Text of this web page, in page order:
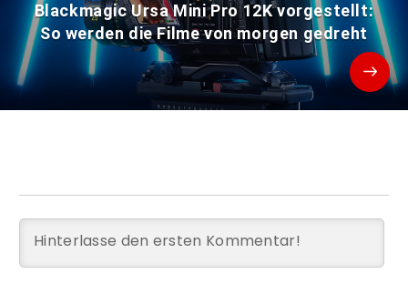
Blackmagic Ursa Mini Pro 12K vorgestellt:
So werden die Filme von morgen gedreht